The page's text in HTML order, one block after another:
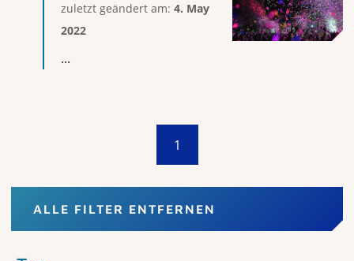
zuletzt geändert am: 4. May
2022
...
1
ALLE FILTER ENTFERNEN